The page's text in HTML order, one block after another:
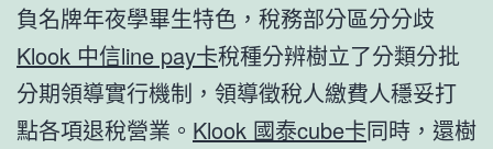
負名牌年夜學畢生特色，稅務部分區分分歧
Klook 中信line pay卡稅種分辨樹立了分類分批
分期領導實行機制，領導徵稅人繳費人穩妥打
點各項退稅營業。 Klook 國泰cube卡同時，還樹